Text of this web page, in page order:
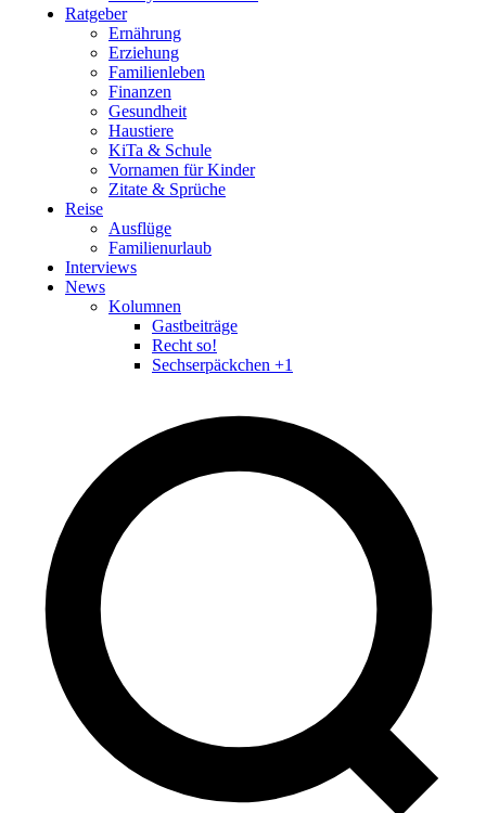
Ratgeber
Ernährung
Erziehung
Familienleben
Finanzen
Gesundheit
Haustiere
KiTa & Schule
Vornamen für Kinder
Zitate & Sprüche
Reise
Ausflüge
Familienurlaub
Interviews
News
Kolumnen
Gastbeiträge
Recht so!
Sechserpäckchen +1